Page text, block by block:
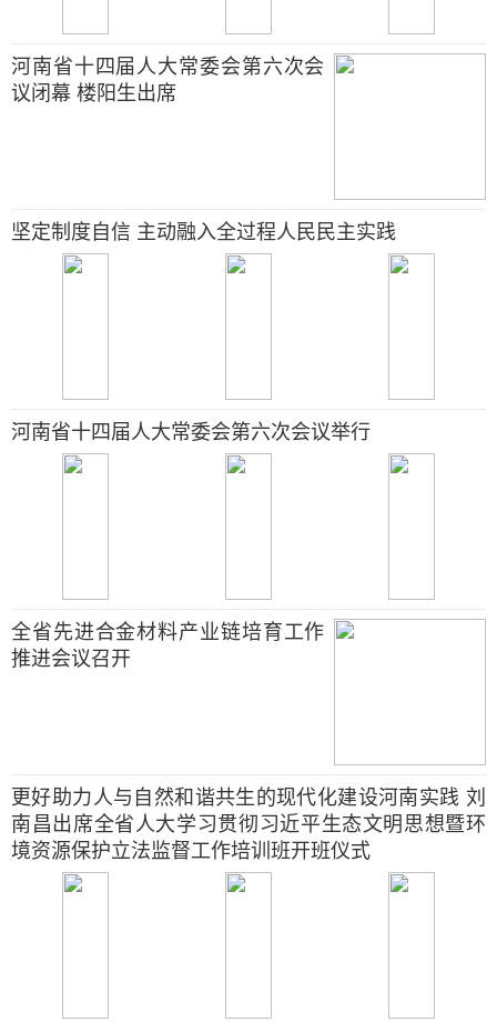
河南省十四届人大常委会第六次会
议闭幕 楼阳生出席
坚定制度自信 主动融入全过程人民民主实践
河南省十四届人大常委会第六次会议举行
全省先进合金材料产业链培育工作
推进会议召开
更好助力人与自然和谐共生的现代化建设河南实践 刘
南昌出席全省人大学习贯彻习近平生态文明思想暨环
境资源保护立法监督工作培训班开班仪式